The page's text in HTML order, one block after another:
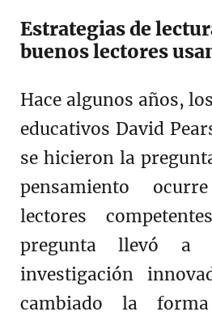
Estrategias de
buenos lectores
Hace algunos años,
educativos David
se hicieron la
pensamiento
lectores
pregunta llevó a
investigación
cambiado la